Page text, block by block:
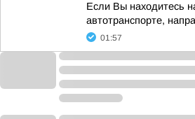
Если Вы находитесь
автотранспорте,
01:57